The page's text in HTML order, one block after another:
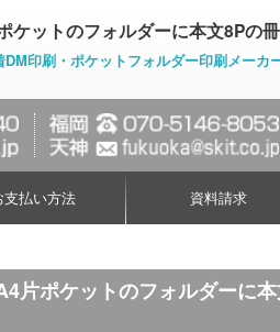
ケットのフォルダーに本文8Pの
印刷・ポケットフォルダー印刷メー
支払い方法 資料請求
片ポケットのフォルダーに